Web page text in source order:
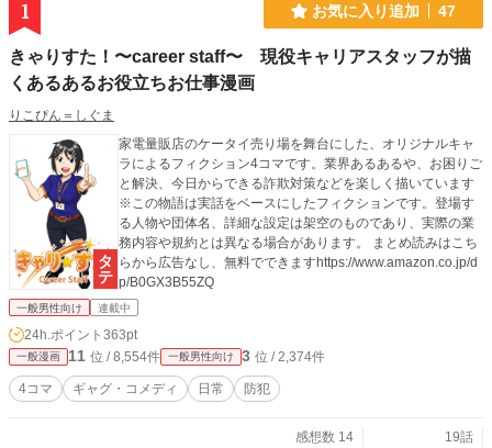
1 お気に入り追加 47
きゃりすた！〜career staff〜 現役キャリアスタッフが描
くあるあるお役立ちお仕事漫画
りこぴん＝しぐま
家電量販店のケータイ売り場を舞台にした、オリジナルキャ
ラによるフィクション4コマです。業界あるあるや、お困りご
と解決、今日からできる詐欺対策などを楽しく描いています
※この物語は実話をベースにしたフィクションです。登場す
る人物や団体名、詳細な設定は架空のものであり、実際の業
務内容や規約とは異なる場合があります。 まとめ読みはこち
らから広告なし、無料でできますhttps://www.amazon.co.jp/d
p/B0GX3B55ZQ
一般男性向け 連載中
24h.ポイント 363pt
一般漫画 11 位 / 8,554件 一般男性向け 3 位 / 2,374件
4コマ ギャグ・コメディ 日常 防犯
感想数 14
19話